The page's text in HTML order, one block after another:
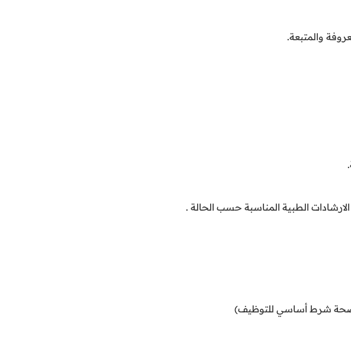
والمتبعة.
الطبية المناسبة حسب الحالة .
الصحة شرط أساسي للتوظيف)